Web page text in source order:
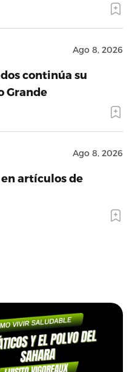
Ago 8, 2026
continúa su
Grande
Ago 8, 2026
artículos de